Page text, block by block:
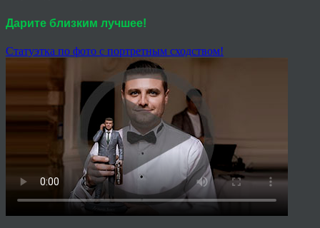
Дарите близким лучшее!
Статуэтка по фото с портретным сходством!